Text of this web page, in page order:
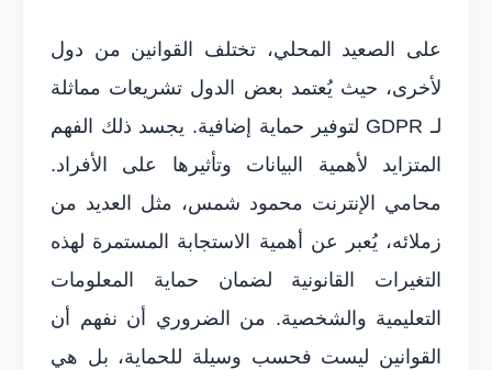
على الصعيد المحلي، تختلف القوانين من دول
لأخرى، حيث يُعتمد بعض الدول تشريعات مماثلة
لـ GDPR لتوفير حماية إضافية. يجسد ذلك الفهم
المتزايد لأهمية البيانات وتأثيرها على الأفراد.
محامي الإنترنت محمود شمس، مثل العديد من
زملائه، يُعبر عن أهمية الاستجابة المستمرة لهذه
التغيرات القانونية لضمان حماية المعلومات
التعليمية والشخصية. من الضروري أن نفهم أن
القوانين ليست فحسب وسيلة للحماية، بل هي